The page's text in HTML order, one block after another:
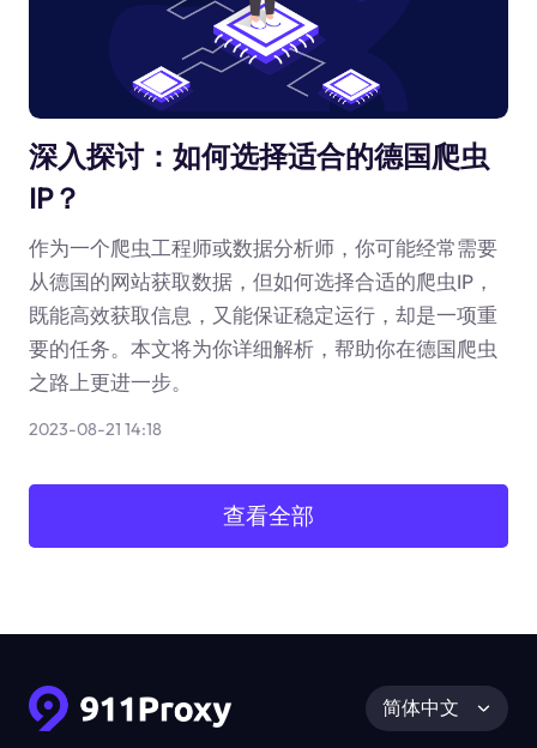
深入探讨：如何选择适合的德国爬虫
IP？
作为一个爬虫工程师或数据分析师，你可能经常需要
从德国的网站获取数据，但如何选择合适的爬虫IP，
既能高效获取信息，又能保证稳定运行，却是一项重
要的任务。本文将为你详细解析，帮助你在德国爬虫
之路上更进一步。
2023-08-21 14:18
查看全部
简体中文